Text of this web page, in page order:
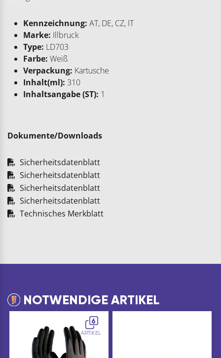
Kennzeichnung: AT, DE, CZ, IT
Marke: Illbruck
Type: LD703
Farbe: Weiß
Verpackung: Kartusche
Inhalt(ml): 310
Inhaltsangabe (ST): 1
Dokumente/Downloads
Sicherheitsdatenblatt
Sicherheitsdatenblatt
Sicherheitsdatenblatt
Sicherheitsdatenblatt
Technisches Merkblatt
NOTWENDIGE ARTIKEL
6
ARTIKEL